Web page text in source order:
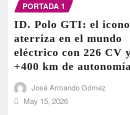
PORTADA 1
ID. Polo GTI: el icono
aterriza en el mundo
eléctrico con 226 CV
+400 km de autonomía
José Armando Gómez
May 15, 2026